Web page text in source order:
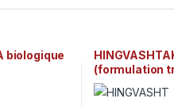
biologique
(formulation
ayurvédique)
poudre BIO